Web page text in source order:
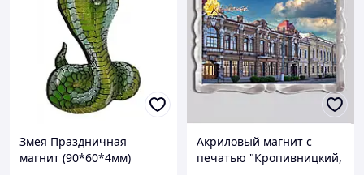
Змея Праздничная
магнит (90*60*4мм)
Акриловый магнит с
печатью "Кропивницкий,